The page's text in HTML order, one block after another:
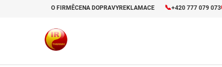
O FIRMĚCENA DOPRAVYREKLAMACE 📞+420 777 079 073